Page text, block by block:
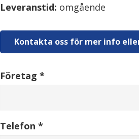
Leveranstid: omgående
Kontakta oss för mer info
Företag *
Telefon *